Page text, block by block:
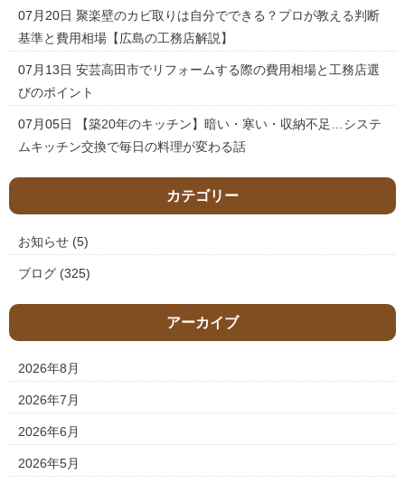
07月20日 聚楽壁のカビ取りは自分でできる？プロが教える判断
基準と費用相場【広島の工務店解説】
07月13日 安芸高田市でリフォームする際の費用相場と工務店選
びのポイント
07月05日
【築20年のキッチン】暗い・寒い・収納不足…システ
ムキッチン交換で毎日の料理が変わる話
カテゴリー
お知らせ (5)
ブログ (325)
アーカイブ
2026年8月
2026年7月
2026年6月
2026年5月